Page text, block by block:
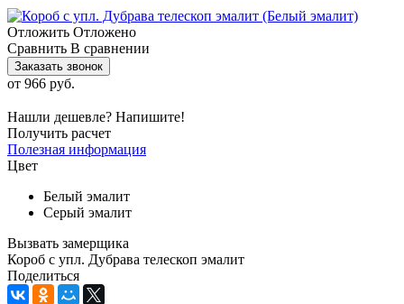
Отложить Отложено
Сравнить В сравнении
Заказать звонок
от 966 руб.
Нашли дешевле? Напишите!
Получить расчет
Полезная информация
Цвет
Белый эмалит
Серый эмалит
Вызвать замерщика
Короб с упл. Дубрава телескоп эмалит
Поделиться